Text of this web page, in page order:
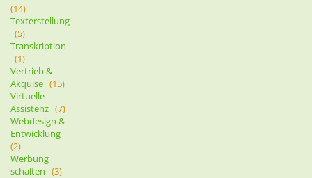
(14)
Texterstellung
(5)
Transkription
(1)
Vertrieb &
Akquise (15)
Virtuelle
Assistenz (7)
Webdesign &
Entwicklung
(2)
Werbung
schalten (3)